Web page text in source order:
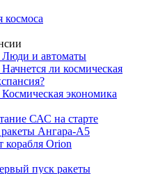
космоса
Люди и автоматы
Начнется ли космическая
Космическая экономика
САС на старте
Ангара-А5
корабля Orion
пуск ракеты